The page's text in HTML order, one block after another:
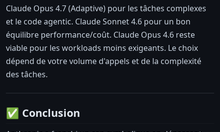
Claude Opus 4.7 (Adaptive) pour les tâches complexes
et le code agentic. Claude Sonnet 4.6 pour un bon
équilibre performance/coût. Claude Opus 4.6 reste
viable pour les workloads moins exigeants. Le choix
dépend de votre volume d'appels et de la complexité
des tâches.
✅ Conclusion